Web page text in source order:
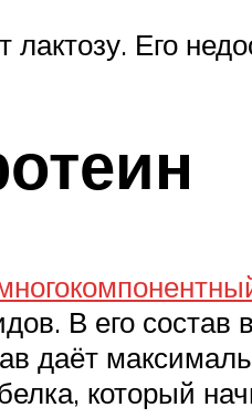
Его
В его состав
даёт
который